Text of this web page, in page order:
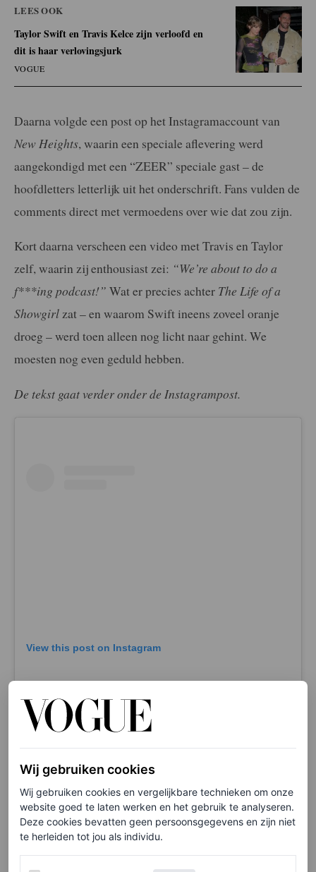
LEES OOK
Taylor Swift en Travis Kelce zijn verloofd en
dit is haar verlovingsjurk
VOGUE
Daarna volgde een post op het Instagramaccount van
New Heights, waarin een speciale aflevering werd
aangekondigd met een “ZEER” speciale gast – de
hoofdletters letterlijk uit het onderschrift. Fans vulden de
comments direct met vermoedens over wie dat zou zijn.
Kort daarna verscheen een video met Travis en Taylor
zelf, waarin zij enthousiast zei: “We’re about to do a
f***ing podcast!” Wat er precies achter The Life of a
Showgirlzat – en waarom Swift ineens zoveel oranje
droeg – werd toen alleen nog licht naar gehint. We
moesten nog even geduld hebben.
De tekst gaat verder onder de Instagrampost.
View this post on Instagram
A post shared by New Heights (@newheightshow)
Wij gebruiken cookies
Wij gebruiken cookies en vergelijkbare technieken om onze
website goed te laten werken en het gebruik te analyseren.
Deze cookies bevatten geen persoonsgegevens en zijn niet
te herleiden tot jou als individu.
Werking van de website